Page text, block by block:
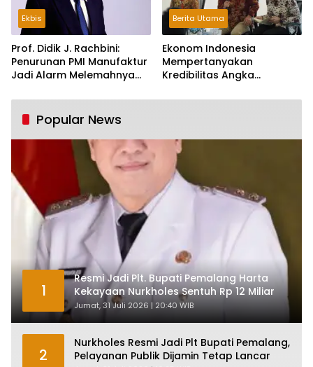
Ekbis
Prof. Didik J. Rachbini:
Penurunan PMI Manufaktur
Jadi Alarm Melemahnya
Berita Utama
Ekonom Indonesia
Mempertanyakan
Kredibilitas Angka
Tumbuh Tapi Rapuh
Popular News
1
Resmi Jadi Plt. Bupati Pemalang Harta
Kekayaan Nurkholes Sentuh Rp 12 Miliar
Jumat, 31 Juli 2026 | 20:40 WIB
2
Nurkholes Resmi Jadi Plt Bupati Pemalang,
Pelayanan Publik Dijamin Tetap Lancar